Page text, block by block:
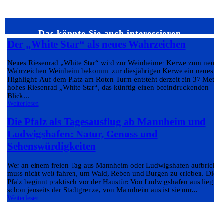
Das könnte Sie auch interessieren…
Der „White Star“ als neues Wahrzeichen
Neues Riesenrad „White Star“ wird zur Weinheimer Kerwe zum
Wahrzeichen Weinheim bekommt zur diesjährigen Kerwe ein neues
Highlight: Auf dem Platz am Roten Turm entsteht derzeit ein 37
hohes Riesenrad „White Star“, das künftig einen beeindruckenden
Blick...
Weiterlesen
Die Pfalz als Tagesausflug ab Mannheim und
Ludwigshafen: Natur, Genuss und
Sehenswürdigkeiten
Wer an einem freien Tag aus Mannheim oder Ludwigshafen
muss nicht weit fahren, um Wald, Reben und Burgen zu erleben. Die
Pfalz beginnt praktisch vor der Haustür: Von Ludwigshafen aus liegt
schon jenseits der Stadtgrenze, von Mannheim aus ist sie nur...
Weiterlesen